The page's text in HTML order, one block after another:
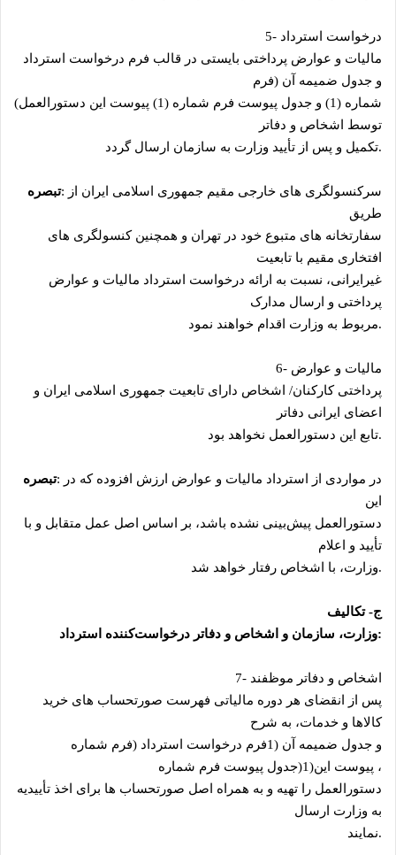
5- درخواست استرداد
مالیات و عوارض پرداختی بایستی در قالب فرم درخواست استرداد
و جدول ضمیمه آن (فرم
شماره (1) و جدول پیوست فرم شماره (1) پیوست این دستورالعمل)
توسط اشخاص و دفاتر
تکمیل و پس از تأیید وزارت به سازمان ارسال گردد.
تبصره: سرکنسولگری ‌های خارجی مقیم جمهوری اسلامی ایران از
طریق
سفارتخانه ‌های متبوع خود در تهران و همچنین کنسولگری ‌های
افتخاری مقیم با تابعیت
غیرایرانی، نسبت به ارائه درخواست استرداد مالیات و عوارض
پرداختی و ارسال مدارک
مربوط به وزارت اقدام خواهند نمود.
6- مالیات و عوارض
پرداختی کارکنان/ اشخاص دارای تابعیت جمهوری اسلامی ایران و
اعضای ایرانی دفاتر
تابع این دستورالعمل نخواهد بود.
تبصره: در مواردی از استرداد مالیات و عوارض ارزش افزوده که در
این
دستورالعمل پیش‌بینی نشده‌ باشد، بر اساس اصل عمل متقابل و با
تأیید و اعلام
وزارت، با اشخاص رفتار خواهد شد.
ج- تکالیف
وزارت، سازمان و اشخاص و دفاتر درخواست‌کننده استرداد:
7- اشخاص و دفاتر موظفند
پس از انقضای هر دوره مالیاتی فهرست صورتحساب ‌های خرید
کالاها و خدمات، به شرح
فرم درخواست استرداد (فرم شماره1) و جدول ضمیمه آن
(جدول پیوست فرم شماره1)، پیوست این
دستورالعمل را تهیه و به همراه اصل صورتحساب ‌ها برای اخذ تأییدیه
به وزارت ارسال
نمایند.